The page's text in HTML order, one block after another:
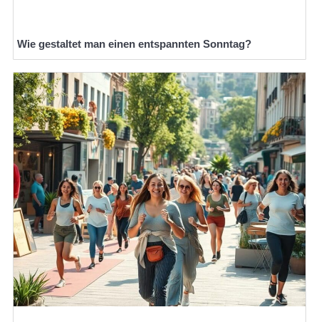
Wie gestaltet man einen entspannten Sonntag?